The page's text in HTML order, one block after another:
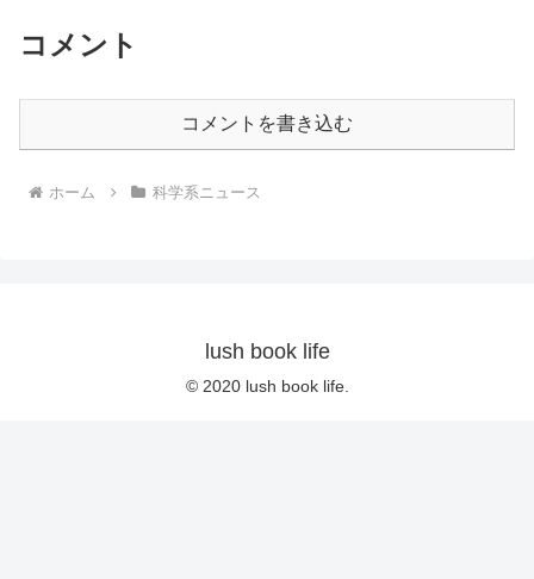
コメント
コメントを書き込む
ホーム 科学系ニュース
lush book life
© 2020 lush book life.